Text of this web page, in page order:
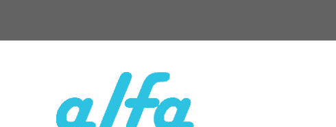
springen